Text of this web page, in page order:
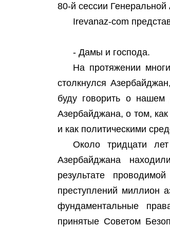
80-й сессии
Irevanaz-com
- Дамы и господа.
На протяжении
столкнулся
буду говорить о
Азербайджана, о том,
и как политическими
Около тридцати
Азербайджана
результате
преступлений миллион
фундаментальные
принятые Советом